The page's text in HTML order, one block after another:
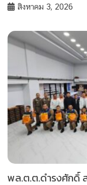
สิงหาคม 3, 2026
พล.ต.ต.ดำรงศักดิ์